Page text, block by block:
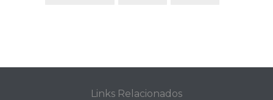
Links Relacionados